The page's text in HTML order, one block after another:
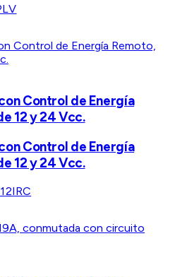
Control de Energía
12 y 24 Vcc.
Control de Energía
12 y 24 Vcc.